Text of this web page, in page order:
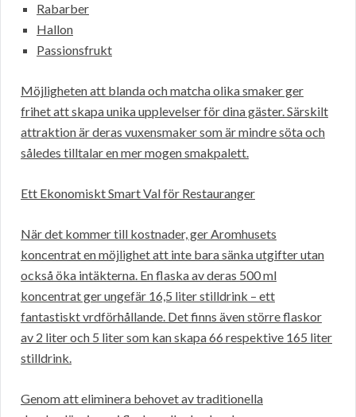
Rabarber
Hallon
Passionsfrukt
Möjligheten att blanda och matcha olika smaker ger
frihet att skapa unika upplevelser för dina gäster. Särskilt
attraktion är deras vuxensmaker som är mindre söta och
således tilltalar en mer mogen smakpalett.
Ett Ekonomiskt Smart Val för Restauranger
När det kommer till kostnader, ger Aromhusets
koncentrat en möjlighet att inte bara sänka utgifter utan
också öka intäkterna. En flaska av deras 500 ml
koncentrat ger ungefär 16,5 liter stilldrink – ett
fantastiskt vrdförhållande. Det finns även större flaskor
av 2 liter och 5 liter som kan skapa 66 respektive 165 liter
stilldrink.
Genom att eliminera behovet av traditionella